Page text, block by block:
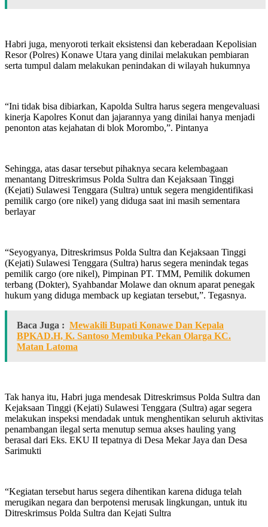
Habri juga, menyoroti terkait eksistensi dan keberadaan Kepolisian
Resor (Polres) Konawe Utara yang dinilai melakukan pembiaran
serta tumpul dalam melakukan penindakan di wilayah hukumnya
“Ini tidak bisa dibiarkan, Kapolda Sultra harus segera mengevaluasi
kinerja Kapolres Konut dan jajarannya yang dinilai hanya menjadi
penonton atas kejahatan di blok Morombo,”. Pintanya
Sehingga, atas dasar tersebut pihaknya secara kelembagaan
menantang Ditreskrimsus Polda Sultra dan Kejaksaan Tinggi
(Kejati) Sulawesi Tenggara (Sultra) untuk segera mengidentifikasi
pemilik cargo (ore nikel) yang diduga saat ini masih sementara
berlayar
“Seyogyanya, Ditreskrimsus Polda Sultra dan Kejaksaan Tinggi
(Kejati) Sulawesi Tenggara (Sultra) harus segera menindak tegas
pemilik cargo (ore nikel), Pimpinan PT. TMM, Pemilik dokumen
terbang (Dokter), Syahbandar Molawe dan oknum aparat penegak
hukum yang diduga memback up kegiatan tersebut,”. Tegasnya.
Baca Juga : Mewakili Bupati Konawe Dan Kepala
BPKAD.H, K. Santoso Membuka Pekan Olarga KC.
Matan Latoma
Tak hanya itu, Habri juga mendesak Ditreskrimsus Polda Sultra dan
Kejaksaan Tinggi (Kejati) Sulawesi Tenggara (Sultra) agar segera
melakukan inspeksi mendadak untuk menghentikan seluruh aktivitas
penambangan ilegal serta menutup semua akses hauling yang
berasal dari Eks. EKU II tepatnya di Desa Mekar Jaya dan Desa
Sarimukti
“Kegiatan tersebut harus segera dihentikan karena diduga telah
merugikan negara dan berpotensi merusak lingkungan, untuk itu
Ditreskrimsus Polda Sultra dan Kejati Sultra